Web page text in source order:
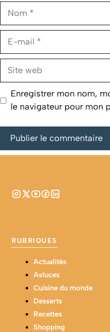
Nom
E-
Site
Enregistrer mon nom,
le navigateur pour mon
RUBRIQUES
Actualités
Astuces
Cuisine du monde
Desserts
Recettes
Shopping